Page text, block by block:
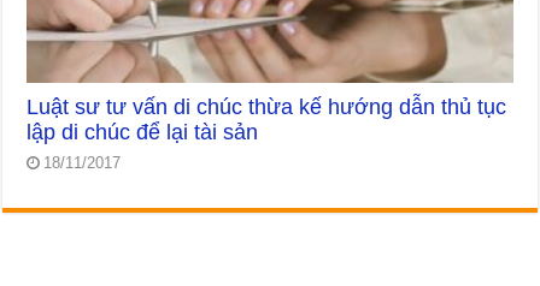
Luật sư tư vấn di chúc thừa kế hướng dẫn thủ tục
lập di chúc để lại tài sản
18/11/2017